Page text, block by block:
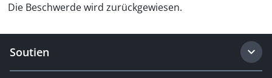
Die Beschwerde wird zurückgewiesen.
Soutien